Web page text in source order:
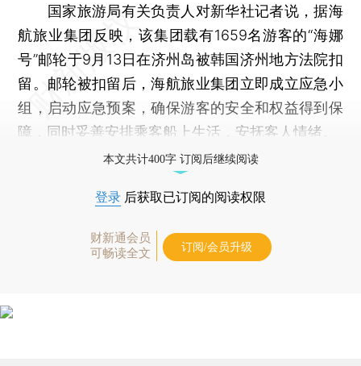
国家旅游局有关负责人对新华社记者说，据海
航旅业集团反映，该集团载有1659名游客的“海娜
号”邮轮于9月13日在济州岛被韩国济州地方法院扣
留。邮轮被扣留后，海航旅业集团立即成立应急小
组，启动应急预案，确保游客的安全和权益得到保
障，同时妥善安排乘客船上生活，安抚客人情绪。
本文共计400字 订阅后继续阅读
登录 后获取已订阅的阅读权限
财新通会员
可畅读全文
订阅/会员升级